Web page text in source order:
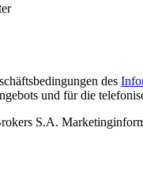
des
und für die
S.A.